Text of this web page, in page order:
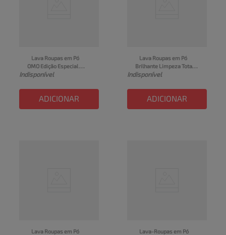
Lava Roupas em Pó
OMO Edição Especial
Caixa 800g
Indisponível
ADICIONAR
Lava Roupas em Pó
Brilhante Limpeza Total
Roupas Brancas &
Indisponível
ADICIONAR
Lava Roupas em Pó
Lava-Roupas em Pó